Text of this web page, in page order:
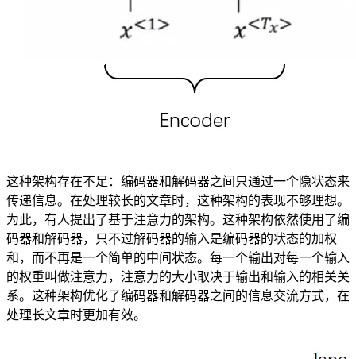
这种架构存在不足：编码器和解码器之间只通过一个隐状态来
传递信息。在处理较长的文章时，这种架构的表现不够理想。
为此，有人提出了基于注意力的架构。这种架构依然使用了编
码器和解码器，只不过解码器的输入是编码器的状态的加权
和，而不再是一个简单的中间状态。每一个输出对每一个输入
的权重叫做注意力，注意力的大小取决于输出和输入的相关关
系。这种架构优化了编码器和解码器之间的信息交流方式，在
处理长文章时更加有效。